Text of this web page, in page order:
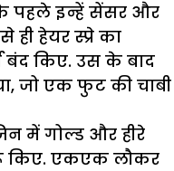
पहले इन्हें सेंसर और
ही हेयर स्प्रे का
किए. उस के बाद
जो एक फुट की चाबी
में गोल्ड और हीरे
किए. एकएक लौकर